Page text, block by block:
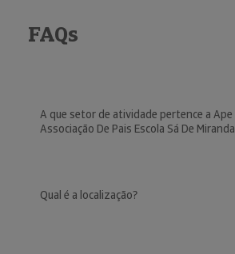
FAQs
A que setor de atividade pertence a Ape
Associação De Pais Escola Sá De
Qual é a localização?